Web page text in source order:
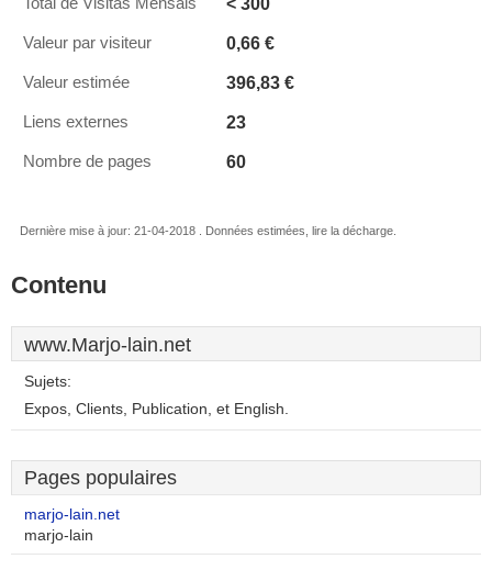
Valeur par visiteur 0,66 €
Valeur estimée 396,83 €
Liens externes 23
Nombre de pages 60
Dernière mise à jour: 21-04-2018 . Données estimées, lire la décharge.
Contenu
www.Marjo-lain.net
Sujets:
Expos, Clients, Publication, et English.
Pages populaires
marjo-lain.net
marjo-lain